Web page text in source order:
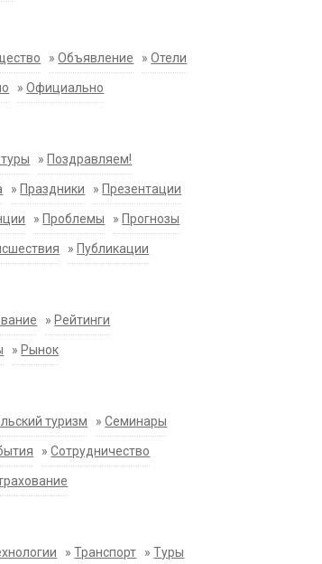
»Объявление »Отели
»Официально
» Поздравляем!
» Праздники » Презентации
» Проблемы » Прогнозы
» Публикации
» Рейтинги
» Рынок
туризм »Семинары
»Сотрудничество
»Транспорт »Туры